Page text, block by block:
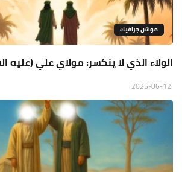
موشن جرافيك
الولاء الذي لا ينكسر: مولاي علي (عليه